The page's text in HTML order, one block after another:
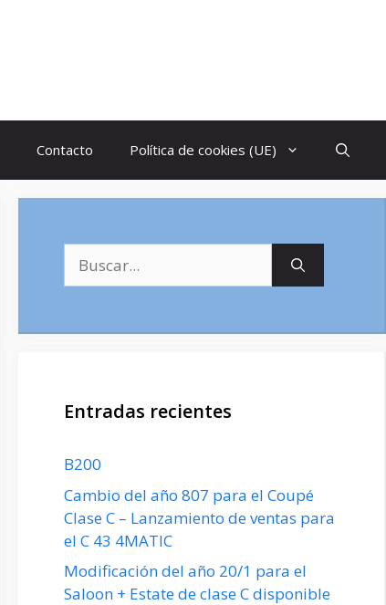
Contacto Política de cookies (UE)
Entradas recientes
B200
Cambio del año 807 para el Coupé
Clase C – Lanzamiento de ventas para
el C 43 4MATIC
Modificación del año 20/1 para el
Saloon + Estate de clase C disponible